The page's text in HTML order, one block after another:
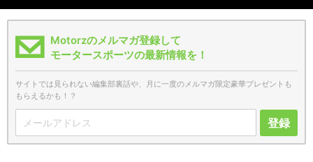
Motorzのメルマガ登録して
モータースポーツの最新情報を！
サイトでは見られない編集部裏話や、月に一度のメルマガ限定豪華プレゼントも
もらえるかも！？
登録